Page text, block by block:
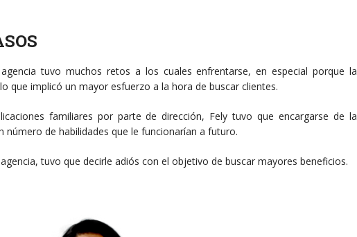
tuvo muchos retos a los cuales enfrentarse, en especial porque la
que implicó un mayor esfuerzo a la hora de buscar clientes.
familiares por parte de dirección, Fely tuvo que encargarse de la
número de habilidades que le funcionarían a futuro.
tuvo que decirle adiós con el objetivo de buscar mayores beneficios.